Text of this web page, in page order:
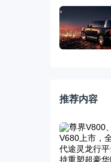
推荐内容